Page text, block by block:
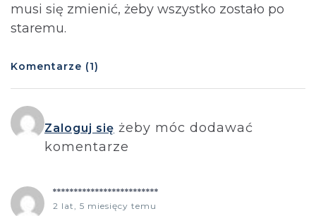
musi się zmienić, żeby wszystko zostało po
staremu.
Komentarze (1)
Zaloguj się żeby móc dodawać
komentarze
*************************
2 lat, 5 miesięcy temu